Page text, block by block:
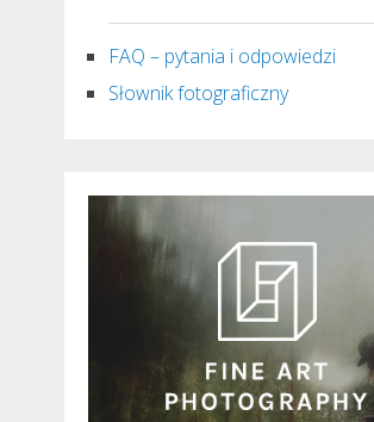
FAQ – pytania i odpowiedzi
Słownik fotograficzny